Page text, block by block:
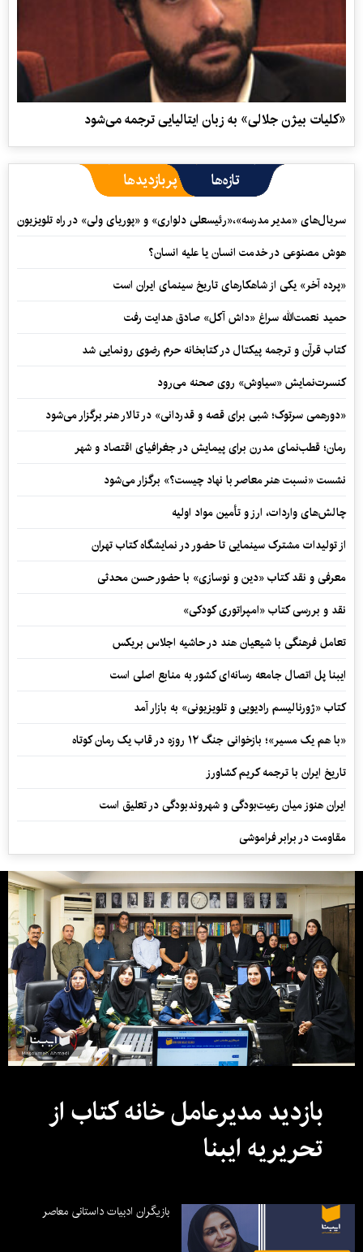
«کلیات بیژن جلالی» به زبان ایتالیایی ترجمه می‌شود
تازه‌ها پربازدیدها
سریال‌های «مدیر مدرسه»،«رئیسعلی دلواری» و «پوریای ولی» در راه تلویزیون
هوش مصنوعی در خدمت انسان یا علیه انسان؟
«پرده آخر» یکی از شاهکارهای تاریخ سینمای ایران است
حمید نعمت‌‏الله سراغ «داش آکل» صادق هدایت رفت
کتاب قرآن و ترجمه پیکتال در کتابخانه حرم رضوی رونمایی شد
کنسرت‌نمایش «سیاوش» روی صحنه می‌رود
«دورهمی سرتوک؛ شبی برای قصه و قدردانی» در تالار هنر برگزار می‌شود
رمان؛ قطب‌نمای مدرن برای پیمایش در جغرافیای اقتصاد و شهر
نشست «نسبت هنر معاصر با نهاد چیست؟» برگزار می‌شود
چالش‌های واردات، ارز و تأمین مواد اولیه
از تولیدات مشترک سینمایی تا حضور در نمایشگاه کتاب تهران
معرفی و نقد کتاب «دین و نوسازی» با حضور حسن محدثی
نقد و بررسی کتاب «امپراتوری کودکی»
تعامل فرهنگی با شیعیان هند در حاشیه اجلاس بریکس
ایبنا پل اتصال جامعه رسانه‌ای کشور به منابع اصلی است
کتاب «ژورنالیسم رادیویی و تلویزیونی» به بازار آمد
«با هم یک مسیر»؛ بازخوانی جنگ ۱۲ روزه در قاب یک رمان کوتاه
تاریخ ایران با ترجمه کریم کشاورز
ایران هنوز میان رعیت‌بودگی و شهروندبودگی در تعلیق است
مقاومت در برابر فراموشی
بازدید مدیرعامل خانه کتاب از
تحریریه ایبنا
بازیگران ادبیات داستانی معاصر